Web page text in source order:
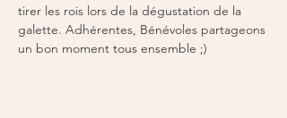
tirer les rois lors de la dégustation de la
galette. Adhérentes, Bénévoles partageons
un bon moment tous ensemble ;)